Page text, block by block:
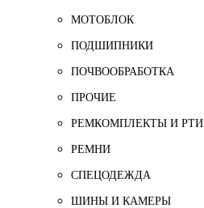
МОТОБЛОК
ПОДШИПНИКИ
ПОЧВООБРАБОТКА
ПРОЧИЕ
РЕМКОМПЛЕКТЫ И РТИ
РЕМНИ
СПЕЦОДЕЖДА
ШИНЫ И КАМЕРЫ